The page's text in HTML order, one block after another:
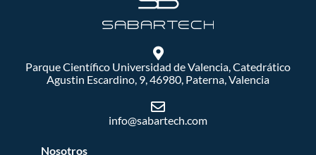
Parque Científico Universidad de Valencia, Catedrático
Agustin Escardino, 9, 46980, Paterna, Valencia
info@sabartech.com
Nosotros